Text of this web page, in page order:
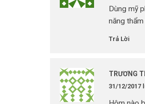
Dùng mỹ
năng
Trả Lời
TRƯƠNG
31/12/2017